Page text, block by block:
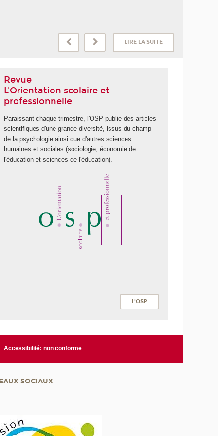
LIRE LA SUITE
Revue
L'Orientation scolaire et
professionnelle
Paraissant chaque trimestre, l'OSP publie des articles
scientifiques d'une grande diversité, issus du champ
de la psychologie ainsi que d'autres sciences
humaines et sociales (sociologie, économie de
l'éducation et sciences de l'éducation).
L'OSP
Accessibilité: non conforme
SOCIAUX